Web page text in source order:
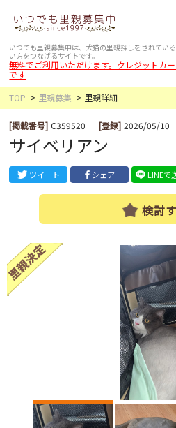
いつでも里親募集中は、犬猫の里親探しをされてい
い方をつなげるサイトです。
無料でご利用いただけます。クレジットカ
です
TOP
里親募集 里親詳細
[掲載番号] C359520 [登録] 2026/05/10
サイベリアン
ツイート シェア LINEで
検討